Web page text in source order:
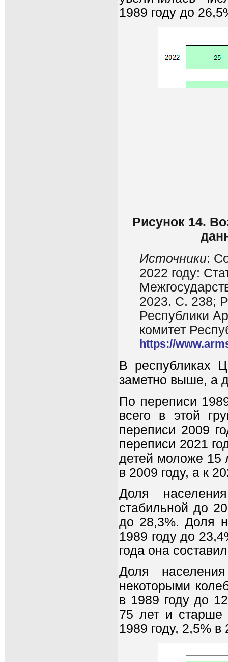
1989 году до
Рисунок 14.
Источники:
2022 году:
2023. С. 238;
Республики
комитет
https://
В республиках
заметно выше, а
По переписи
всего в этой
переписи 2009
переписи 2021
детей моложе 15
в 2009 году, а к
Доля
стабильной до
до 28,3%. Доля
1989 году до
года она
Доля
некоторыми
в 1989 году до
75 лет и старше
1989 году, 2,5% в